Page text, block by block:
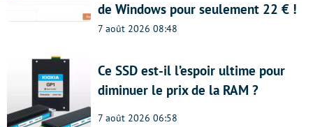
de Windows pour seulement 22 € !
7 août 2026 08:48
Ce SSD est-il l’espoir ultime pour
diminuer le prix de la RAM ?
7 août 2026 06:58